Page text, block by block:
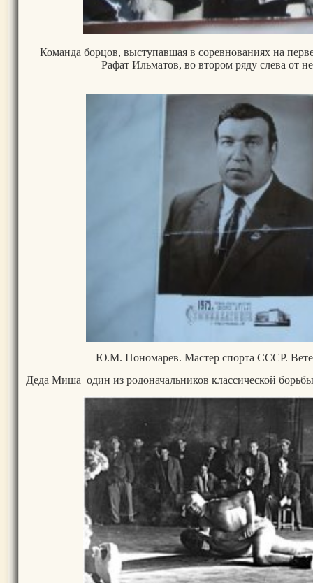
Команда борцов, выступавшая в соревнованиях на
Рафат Ильматов, во втором ряду слева от
Ю.М. Пономарев. Мастер спорта СССР.
Деда Миша один из родоначальников классической